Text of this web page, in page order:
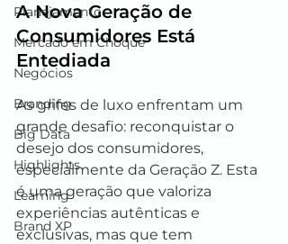
Planejamento
Mercado em Choque
Negócios
Branding
Big Data
Highlights
Learning
Brand XP
A Nova Geração de
Consumidores Está
Entediada
As grifes de luxo enfrentam um
grande desafio: reconquistar o
desejo dos consumidores,
especialmente da Geração Z. Esta
é uma geração que valoriza
experiências autênticas e
exclusivas, mas que tem